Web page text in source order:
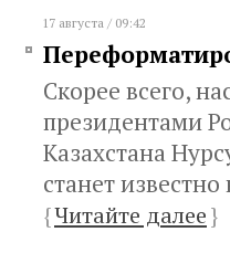
17 августа / 09:42
Скорее всего,
президентами
Казахстана
станет
{Читайте далее}